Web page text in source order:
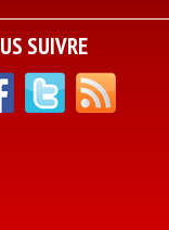
SUIVRE